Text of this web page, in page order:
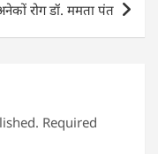
रोग डॉ. ममता पंत
Required